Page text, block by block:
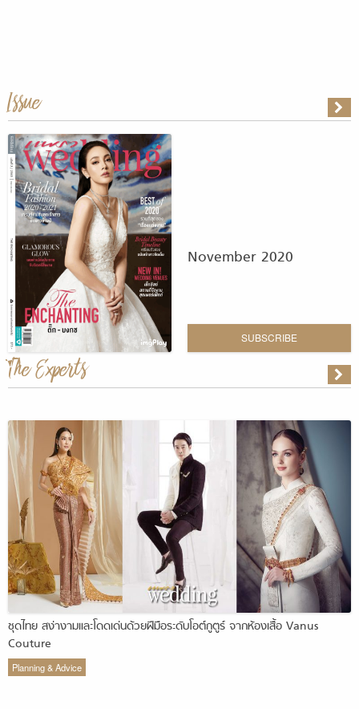
Issue
November 2020
SUBSCRIBE
The Experts
ชุดไทย สง่างามและโดดเด่นด้วยฝีมือระดับโอต์กูตูร์ จากห้องเสื้อ Vanus
Couture
Planning & Advice